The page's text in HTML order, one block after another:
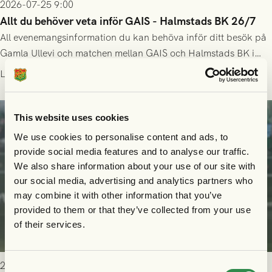
This website uses cookies
We use cookies to personalise content and ads, to
provide social media features and to analyse our traffic.
We also share information about your use of our site with
our social media, advertising and analytics partners who
may combine it with other information that you’ve
provided to them or that they’ve collected from your use
of their services.
Consent
2026-07-25 9:00
Allt du behöver veta inför GAIS - Halmstads BK 26/7
All evenemangsinformation du kan behöva inför ditt besök på
Gamla Ullevi och matchen mellan GAIS och Halmstads BK i
Allsvenskan! Avspark kl 16.30 på söndag 26/7.
Läs mer
2026-07-24 16:40